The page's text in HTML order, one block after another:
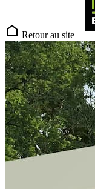
Retour au site